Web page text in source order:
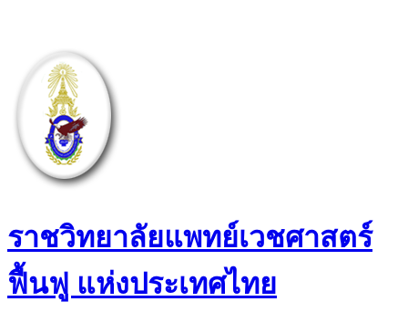
ราชวิทยาลัยแพทย์เวชศาสตร์
ฟื้นฟู แห่งประเทศไทย